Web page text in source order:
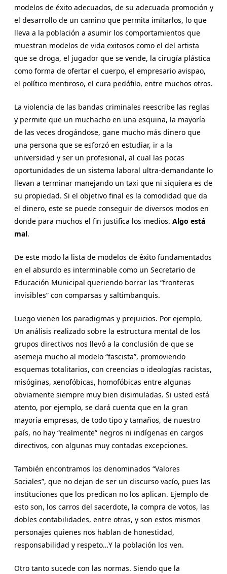
modelos de éxito adecuados, de su adecuada promoción y
el desarrollo de un camino que permita imitarlos, lo que
lleva a la población a asumir los comportamientos que
muestran modelos de vida exitosos como el del artista
que se droga, el jugador que se vende, la cirugía plástica
como forma de ofertar el cuerpo, el empresario avispao,
el político mentiroso, el cura pedófilo, entre muchos otros.
La violencia de las bandas criminales reescribe las reglas
y permite que un muchacho en una esquina, la mayoría
de las veces drogándose, gane mucho más dinero que
una persona que se esforzó en estudiar, ir a la
universidad y ser un profesional, al cual las pocas
oportunidades de un sistema laboral ultra-demandante lo
llevan a terminar manejando un taxi que ni siquiera es de
su propiedad. Si el objetivo final es la comodidad que da
el dinero, este se puede conseguir de diversos modos en
donde para muchos el fin justifica los medios. Algo está
mal.
De este modo la lista de modelos de éxito fundamentados
en el absurdo es interminable como un Secretario de
Educación Municipal queriendo borrar las “fronteras
invisibles” con comparsas y saltimbanquis.
Luego vienen los paradigmas y prejuicios. Por ejemplo,
Un análisis realizado sobre la estructura mental de los
grupos directivos nos llevó a la conclusión de que se
asemeja mucho al modelo “fascista”, promoviendo
esquemas totalitarios, con creencias o ideologías racistas,
misóginas, xenofóbicas, homofóbicas entre algunas
obviamente siempre muy bien disimuladas. Si usted está
atento, por ejemplo, se dará cuenta que en la gran
mayoría empresas, de todo tipo y tamaños, de nuestro
país, no hay “realmente” negros ni indígenas en cargos
directivos, con algunas muy contadas excepciones.
También encontramos los denominados “Valores
Sociales”, que no dejan de ser un discurso vacío, pues las
instituciones que los predican no los aplican. Ejemplo de
esto son, los carros del sacerdote, la compra de votos, las
dobles contabilidades, entre otras, y son estos mismos
personajes quienes nos hablan de honestidad,
responsabilidad y respeto…Y la población los ven.
Otro tanto sucede con las normas. Siendo que la